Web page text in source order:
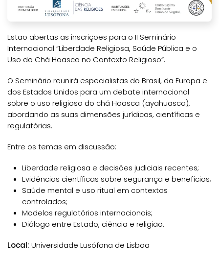
Estão abertas as inscrições para o II Seminário
Internacional “Liberdade Religiosa, Saúde Pública e o
Uso do Chá Hoasca no Contexto Religioso”.
O Seminário reunirá especialistas do Brasil, da Europa e
dos Estados Unidos para um debate internacional
sobre o uso religioso do chá Hoasca (ayahuasca),
abordando as suas dimensões jurídicas, científicas e
regulatórias.
Entre os temas em discussão:
Liberdade religiosa e decisões judiciais recentes;
Evidências científicas sobre segurança e benefícios;
Saúde mental e uso ritual em contextos
controlados;
Modelos regulatórios internacionais;
Diálogo entre Estado, ciência e religião.
Local: Universidade Lusófona de Lisboa